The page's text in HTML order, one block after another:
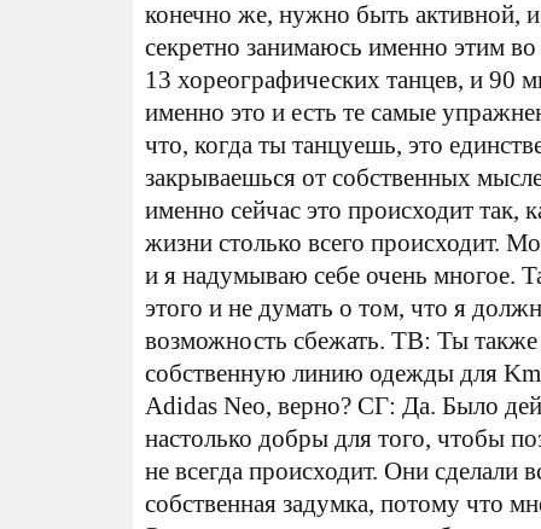
конечно же, нужно быть активной,
секретно занимаюсь именно этим
13 хореографических танцев, и 90
именно это и есть те самые
что, когда ты танцуешь, это
закрываешься от собственных
именно сейчас это происходит так,
жизни столько всего происходит.
и я надумываю себе очень многое.
этого и не думать о том, что я
возможность сбежать. ТВ: Ты также
собственную линию одежды для
Adidas Neo, верно? СГ: Да. Было
настолько добры для того, чтобы
не всегда происходит. Они сделали
собственная задумка, потому что